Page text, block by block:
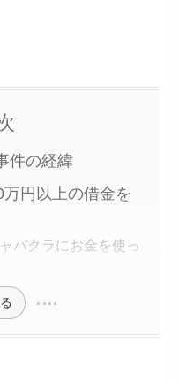
件の経緯
円以上の借金を
バクラにお金を使っ